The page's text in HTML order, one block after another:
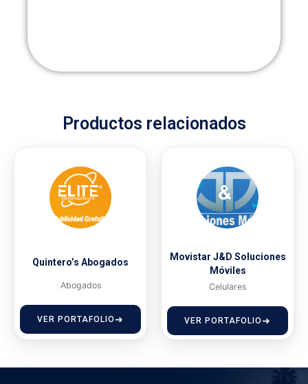
Productos relacionados
Quintero’s Abogados
Abogados
VER PORTAFOLIO
Movistar J&D Soluciones
Móviles
Celulares
VER PORTAFOLIO